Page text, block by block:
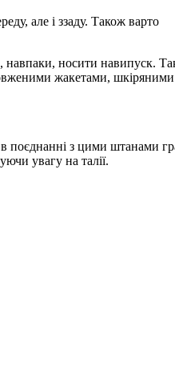
але і ззаду. Також варто
навпаки, носити навипуск.
жакетами, шкіряними
в поєднанні з цими штанами
увагу на талії.